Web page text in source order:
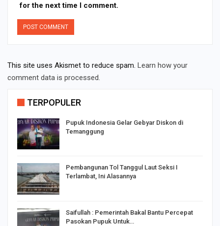
for the next time I comment.
This site uses Akismet to reduce spam. Learn how your
comment data is processed.
TERPOPULER
Pupuk Indonesia Gelar Gebyar Diskon di
Temanggung
Pembangunan Tol Tanggul Laut Seksi I
Terlambat, Ini Alasannya
Saifullah : Pemerintah Bakal Bantu Percepat
Pasokan Pupuk Untuk…